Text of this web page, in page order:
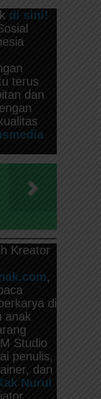
di sini!
terus
dan
Kreator
,
di
anak
Studio
penulis,
dan
Nurul